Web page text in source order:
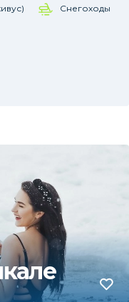
Снегоходы